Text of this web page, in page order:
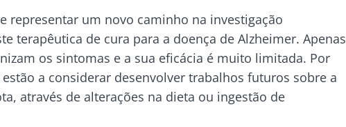
representar um novo caminho na investigação
terapêutica de cura para a doença de Alzheimer. Apenas
os sintomas e a sua eficácia é muito limitada. Por
a considerar desenvolver trabalhos futuros sobre a
através de alterações na dieta ou ingestão de
e deixar nosso site
se informado
microbiota e receba "The Essential" uma vez por mês
com as últimas notícias sobre a microbiota.
gerais de utilizaçãoe apolítica de privacidadedo Biocodex